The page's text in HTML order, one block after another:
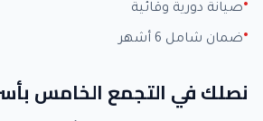
صيانة دورية وقائية
ضمان شامل 6 أشهر
نصلك في التجمع الخامس